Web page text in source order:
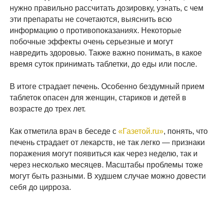
нужно правильно рассчитать дозировку, узнать, с чем
эти препараты не сочетаются, выяснить всю
информацию о противопоказаниях. Некоторые
побочные эффекты очень серьезные и могут
навредить здоровью. Также важно понимать, в какое
время суток принимать таблетки, до еды или после.
В итоге страдает печень. Особенно бездумный прием
таблеток опасен для женщин, стариков и детей в
возрасте до трех лет.
Как отметила врач в беседе с «Газетой.ru», понять, что
печень страдает от лекарств, не так легко — признаки
поражения могут появиться как через неделю, так и
через несколько месяцев. Масштабы проблемы тоже
могут быть разными. В худшем случае можно довести
себя до цирроза.